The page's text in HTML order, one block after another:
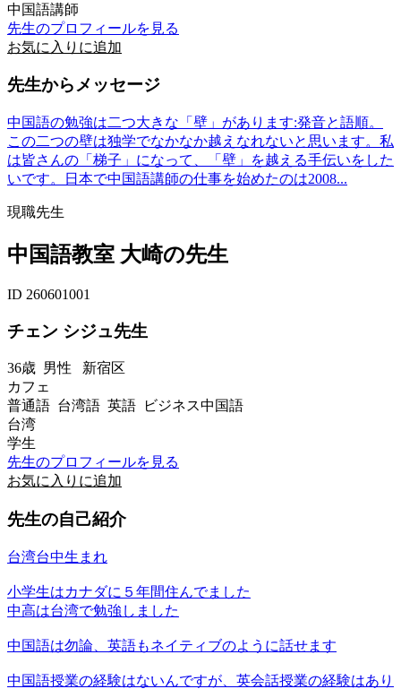
中国語講師
先生のプロフィールを見る
お気に入りに追加
先生からメッセージ
中国語の勉強は二つ大きな「壁」があります:発音と語順。
この二つの壁は独学でなかなか越えなれないと思います。私
は皆さんの「梯子」になって、「壁」を越える手伝いをした
いです。日本で中国語講師の仕事を始めたのは2008...
現職先生
中国語教室 大崎の先生
ID 260601001
チェン シジュ先生
36歳 男性 新宿区
カフェ
普通語 台湾語 英語 ビジネス中国語
台湾
学生
先生のプロフィールを見る
お気に入りに追加
先生の自己紹介
台湾台中生まれ
小学生はカナダに５年間住んでました
中高は台湾で勉強しました
中国語は勿論、英語もネイティブのように話せます
中国語授業の経験はないんですが、英会話授業の経験はあり